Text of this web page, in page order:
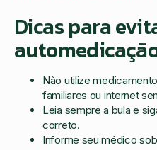
Dicas para
Não utilize
familiares ou internet
Leia sempre a bula e
correto.
Informe seu médico